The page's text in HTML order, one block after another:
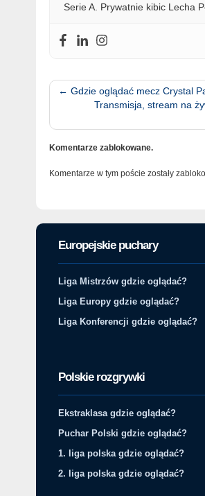
Serie A. Prywatnie kibic Lecha
← Gdzie oglądać mecz Crystal
Transmisja, stream na
Komentarze zablokowane.
Komentarze w tym poście zostały
Europejskie puchary
Liga Mistrzów gdzie oglądać?
Liga Europy gdzie oglądać?
Liga Konferencji gdzie oglądać?
Polskie rozgrywki
Ekstraklasa gdzie oglądać?
Puchar Polski gdzie oglądać?
1. liga polska gdzie oglądać?
2. liga polska gdzie oglądać?